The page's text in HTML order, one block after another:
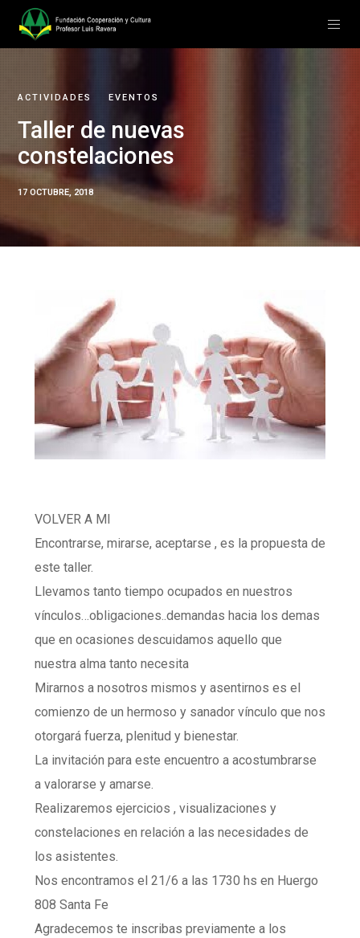
ACTIVIDADES EVENTOS
Taller de nuevas
constelaciones
17 OCTUBRE, 2018
VOLVER A MI
Encontrarse, mirarse, aceptarse , es la propuesta de
este taller.
Llevamos tanto tiempo ocupados en nuestros
vínculos…obligaciones..demandas hacia los demas
que en ocasiones descuidamos aquello que
nuestra alma tanto necesita
Mirarnos a nosotros mismos y asentirnos es el
comienzo de un hermoso y sanador vínculo que nos
otorgará fuerza, plenitud y bienestar.
La invitación para este encuentro a acostumbrarse
a valorarse y amarse.
Realizaremos ejercicios , visualizaciones y
constelaciones en relación a las necesidades de
los asistentes.
Nos encontramos el 21/6 a las 1730 hs en Huergo
808 Santa Fe
Agradecemos te inscribas previamente a los